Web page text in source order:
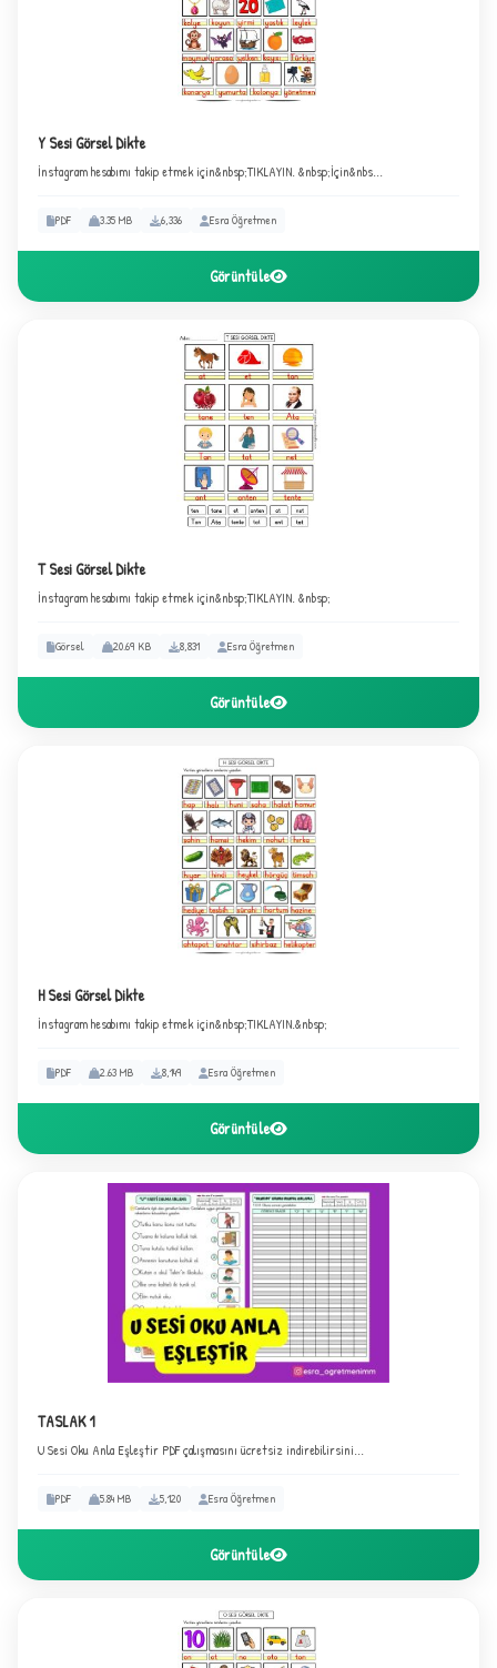
✧
✦
Y Sesi Görsel Dikte
İnstagram hesabımı takip etmek için&nbsp;TIKLAYIN. &nbsp;İçin&nbs...
PDF 3.35 MB 6,336 Esra Öğretmen
Görüntüle
T Sesi Görsel Dikte
İnstagram hesabımı takip etmek için&nbsp;TIKLAYIN. &nbsp;
Görsel 20.69 KB 8,831 Esra Öğretmen
Görüntüle
H Sesi Görsel Dikte
İnstagram hesabımı takip etmek için&nbsp;TIKLAYIN.&nbsp;
PDF 2.63 MB 8,149 Esra Öğretmen
Görüntüle
TASLAK 1
U Sesi Oku Anla Eşleştir PDF çalışmasını ücretsiz indirebilirsini...
PDF 5.84 MB 5,120 Esra Öğretmen
Görüntüle
2
★